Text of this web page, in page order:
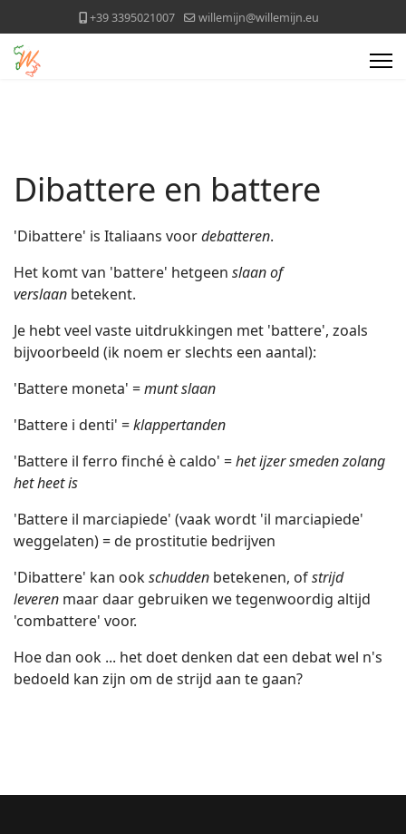
+39 3395021007 willemijn@willemijn.eu
Dibattere en battere
'Dibattere' is Italiaans voordebatteren.
Het komt van 'battere' hetgeen slaan of
verslaan betekent.
Je hebt veel vaste uitdrukkingen met 'battere', zoals
bijvoorbeeld (ik noem er slechts een aantal):
'Battere moneta' =munt slaan
'Battere i denti' =klappertanden
'Battere il ferro finché è caldo' =het ijzer smeden zolang
het heet is
'Battere il marciapiede' (vaak wordt 'il marciapiede'
weggelaten) = de prostitutie bedrijven
'Dibattere' kan ookschudden betekenen, ofstrijd
leveren maar daar gebruiken we tegenwoordig altijd
'combattere' voor.
Hoe dan ook ... het doet denken dat een debat wel n's
bedoeld kan zijn om de strijd aan te gaan?